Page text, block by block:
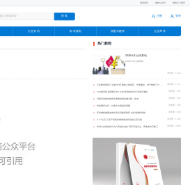
返回首页 链筑公众号 链筑云小程序
注册 登录
行业资讯 标准规划 装配式建筑 企业商库
热门新闻
2026.6月土拍资讯
2026.6月土拍资讯
● 江苏楼市政策“工具箱”扩容 聚焦土地供应、开发建设、房产销售三个维度
● 243轮竞拍 招商蛇口60.94亿夺得杭州永久河单元地块
● 河南印发推动城市高质量发展实施方案（全文）
● 求是网评论员：以更大力度提振消费
● 苏州城投集团发布住房以旧换新政策 含多项便利举措
● 3.77亿元 江北产投底价摘得南京药谷核心区宅地
● 华润大运地块拆分为六宗独立地块 四宗宅地为主、商业或为万象汇